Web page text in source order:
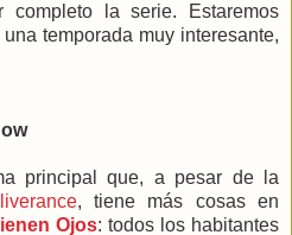
completo la serie. Estaremos
temporada muy interesante,
principal que, a pesar de la
, tiene más cosas en
Ojos: todos los habitantes